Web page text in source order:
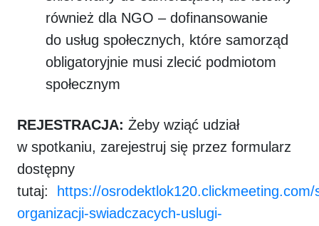
również dla NGO – dofinansowanie
do usług społecznych, które samorząd
obligatoryjnie musi zlecić podmiotom
społecznym
REJESTRACJA: Żeby wziąć udział
w spotkaniu, zarejestruj się przez formularz
dostępny
tutaj:
https://osrodektlok120.clickmeeting.com/
organizacji-swiadczacych-uslugi-